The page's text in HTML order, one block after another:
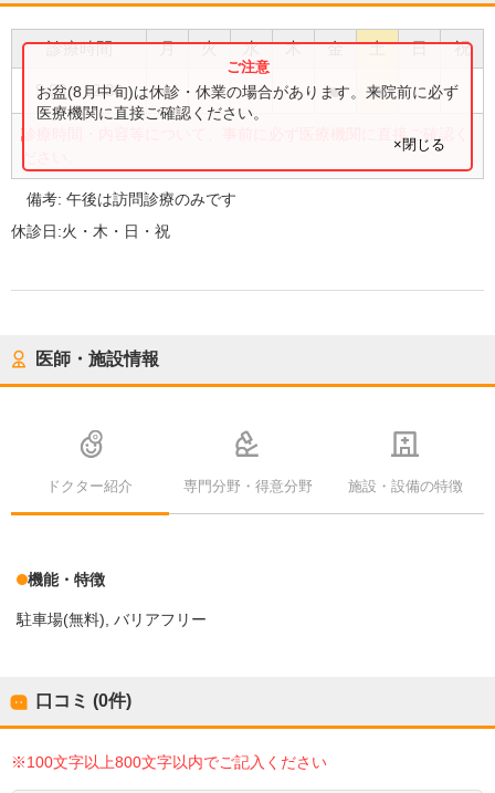
診療時間 月 火 水 木 金 土 日 祝
9:00〜 12:30 ● ● ● ●
診療時間・内容等について、事前に必ず医療機関に直接ご確認く
お盆(8月中旬)は休診・休業の場合があります。来院前に必ず
医療機関に直接ご確認ください。
×閉じる
備考:午後は訪問診療のみです
休診日:火・木・日・祝
医師・施設情報
ドクター紹介 専門分野・得意分野 施設・設備の特徴
機能・特徴
駐車場(無料) バリアフリー
口コミ (0件)
※100文字以上800文字以内でご記入ください